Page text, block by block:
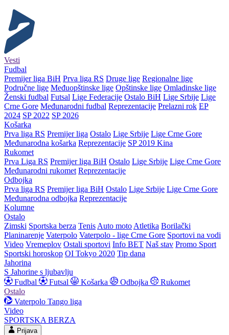
Vesti
Fudbal
Premijer liga BiH Prva liga RS Druge lige Regionalne lige
Područne lige Međuopštinske lige Opštinske lige Omladinske lige
Ženski fudbal Futsal Lige Federacije Ostalo BiH Lige Srbije Lige
Crne Gore Međunarodni fudbal Reprezentacije Prelazni rok EP
2024 SP 2022 SP 2026
Košarka
Prva liga RS Premijer liga Ostalo Lige Srbije Lige Crne Gore
Međunarodna košarka Reprezentacije SP 2019 Kina
Rukomet
Prva Liga RS Premijer liga BiH Ostalo Lige Srbije Lige Crne Gore
Međunarodni rukomet Reprezentacije
Odbojka
Prva liga RS Premijer liga BiH Ostalo Lige Srbije Lige Crne Gore
Međunarodna odbojka Reprezentacije
Kolumne
Ostalo
Zimski Sportska berza Tenis Auto moto Atletika Borilački
Planinarenje Vaterpolo Vaterpolo - lige Crne Gore Sportovi na vodi
Video Vremeplov Ostali sportovi Info BET Naš stav Promo Sport
Sportski horoskop OI Tokyo 2020 Tip dana
Jahorina
S Jahorine s ljubavlju
Fudbal
Futsal Košarka Odbojka
Rukomet
Ostalo
Vaterpolo Tango liga
Video
SPORTSKA BERZA
Prijava